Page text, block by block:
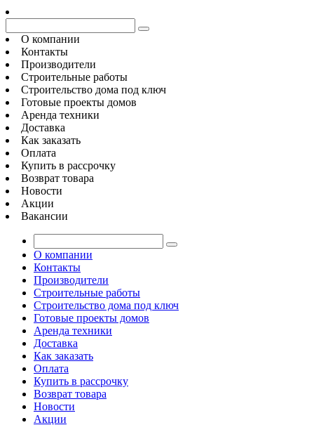
О компании
Контакты
Производители
Строительные работы
Строительство дома под ключ
Готовые проекты домов
Аренда техники
Доставка
Как заказать
Оплата
Купить в рассрочку
Возврат товара
Новости
Акции
Вакансии
О компании
Контакты
Производители
Строительные работы
Строительство дома под ключ
Готовые проекты домов
Аренда техники
Доставка
Как заказать
Оплата
Купить в рассрочку
Возврат товара
Новости
Акции